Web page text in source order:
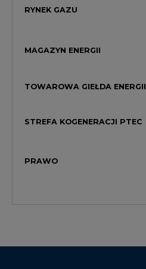
RYNEK GAZU
MAGAZYN ENERGII
TOWAROWA GIEŁDA ENERGII
STREFA KOGENERACJI PTEC
PRAWO